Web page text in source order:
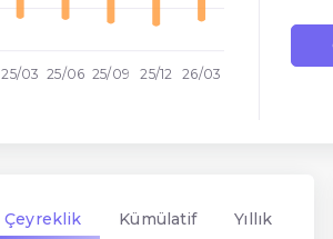
25/03 25/06 25/09 25/12 26/03
Çeyreklik Kümülatif Yıllık